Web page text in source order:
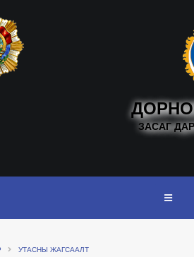
ЗАСАГ
УТАСНЫ ЖАГСААЛТ